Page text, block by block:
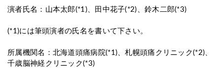
演者氏名：山本太郎(*1)、田中花子(*2)、鈴木二郎(*3)
(*1)には筆頭演者の氏名を書いて下さい。
所属機関名：北海道頭痛病院(*1)、札幌頭痛クリニック(*2)、
千歳脳神経クリニック(*3)